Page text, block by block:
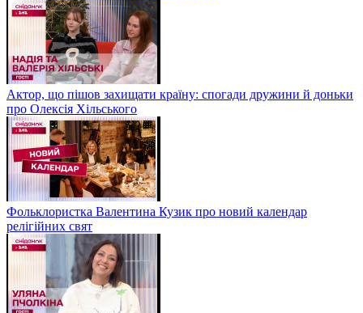
Актор, що пішов захищати країну: спогади дружини й доньки
про Олексія Хільського
Фольклористка Валентина Кузик про новий календар
релігійних свят